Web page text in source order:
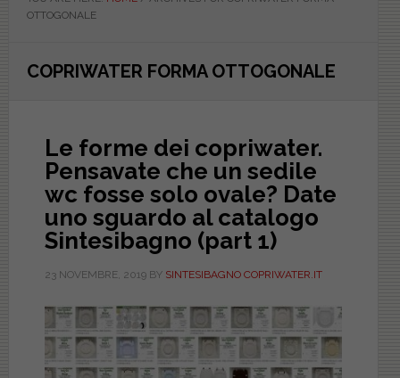
OTTOGONALE
COPRIWATER FORMA OTTOGONALE
Le forme dei copriwater.
Pensavate che un sedile
wc fosse solo ovale? Date
uno sguardo al catalogo
Sintesibagno (part 1)
23 NOVEMBRE, 2019BY SINTESIBAGNO COPRIWATER.IT